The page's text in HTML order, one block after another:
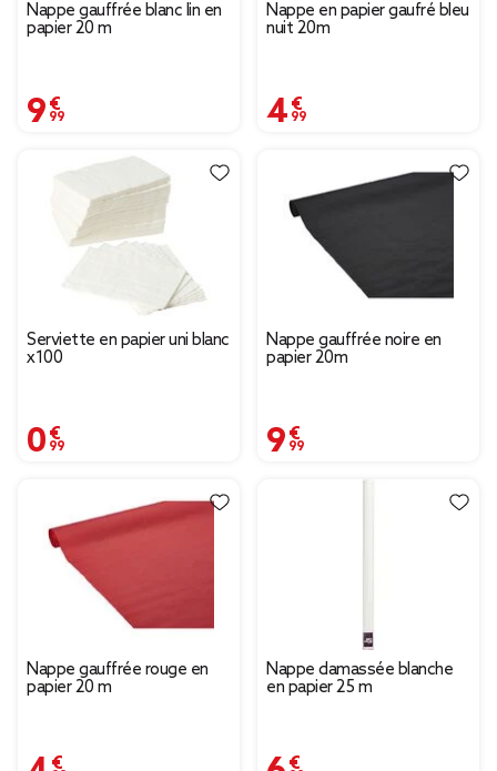
Nappe gauffrée blanc lin en
papier 20 m
9,99 €
Nappe en papier gaufré bleu
nuit 20m
4,99 €
Serviette en papier uni blanc
x100
0,99 €
Nappe gauffrée noire en
papier 20m
9,99 €
Nappe gauffrée rouge en
papier 20 m
4,99 €
Nappe damassée blanche
en papier 25 m
6,99 €